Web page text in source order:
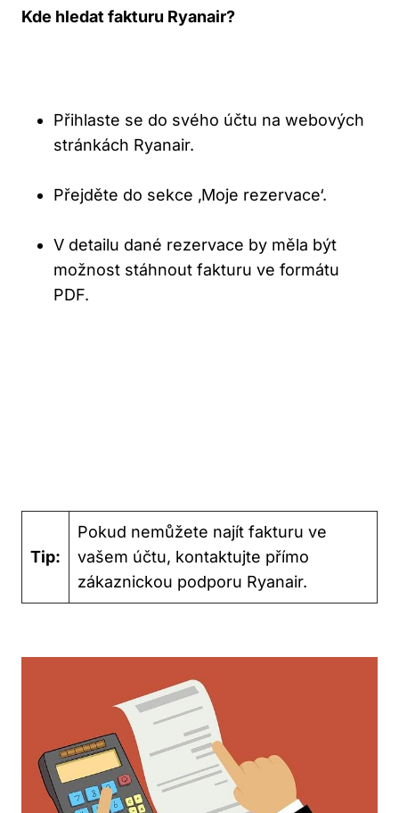
Kde hledat fakturu Ryanair?
Přihlaste se do svého účtu na webových
stránkách Ryanair.
Přejděte do sekce ‚Moje rezervace‘.
V detailu dané rezervace by měla být
možnost stáhnout fakturu ve formátu
PDF.
Tip:
Pokud nemůžete najít fakturu ve
vašem účtu, kontaktujte přímo
zákaznickou podporu Ryanair.